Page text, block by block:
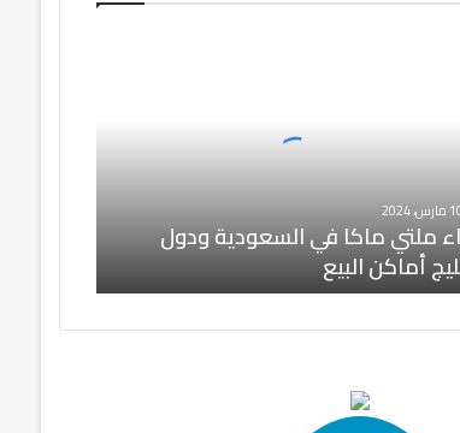
2024
ملتي ماكا في السعودية ودول
أماكن البيع